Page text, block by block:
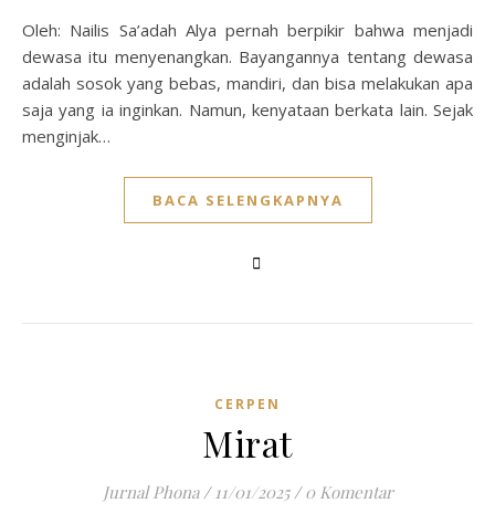
Oleh: Nailis Sa’adah Alya pernah berpikir bahwa menjadi
dewasa itu menyenangkan. Bayangannya tentang dewasa
adalah sosok yang bebas, mandiri, dan bisa melakukan apa
saja yang ia inginkan. Namun, kenyataan berkata lain. Sejak
menginjak…
BACA SELENGKAPNYA
CERPEN
Mirat
Jurnal Phona / 11/01/2025 / 0 Komentar